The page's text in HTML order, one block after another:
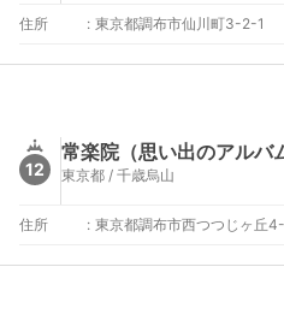
住所 : 東京都調布市仙川町3-2-1
12
常楽院（思い出のアルバ
東京都 / 千歳烏山
住所 : 東京都調布市西つつじヶ丘